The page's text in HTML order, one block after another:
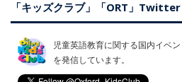
「キッズクラブ」「ORT」Twitter
児童英語教育に関する国内イベ
を発信しています。